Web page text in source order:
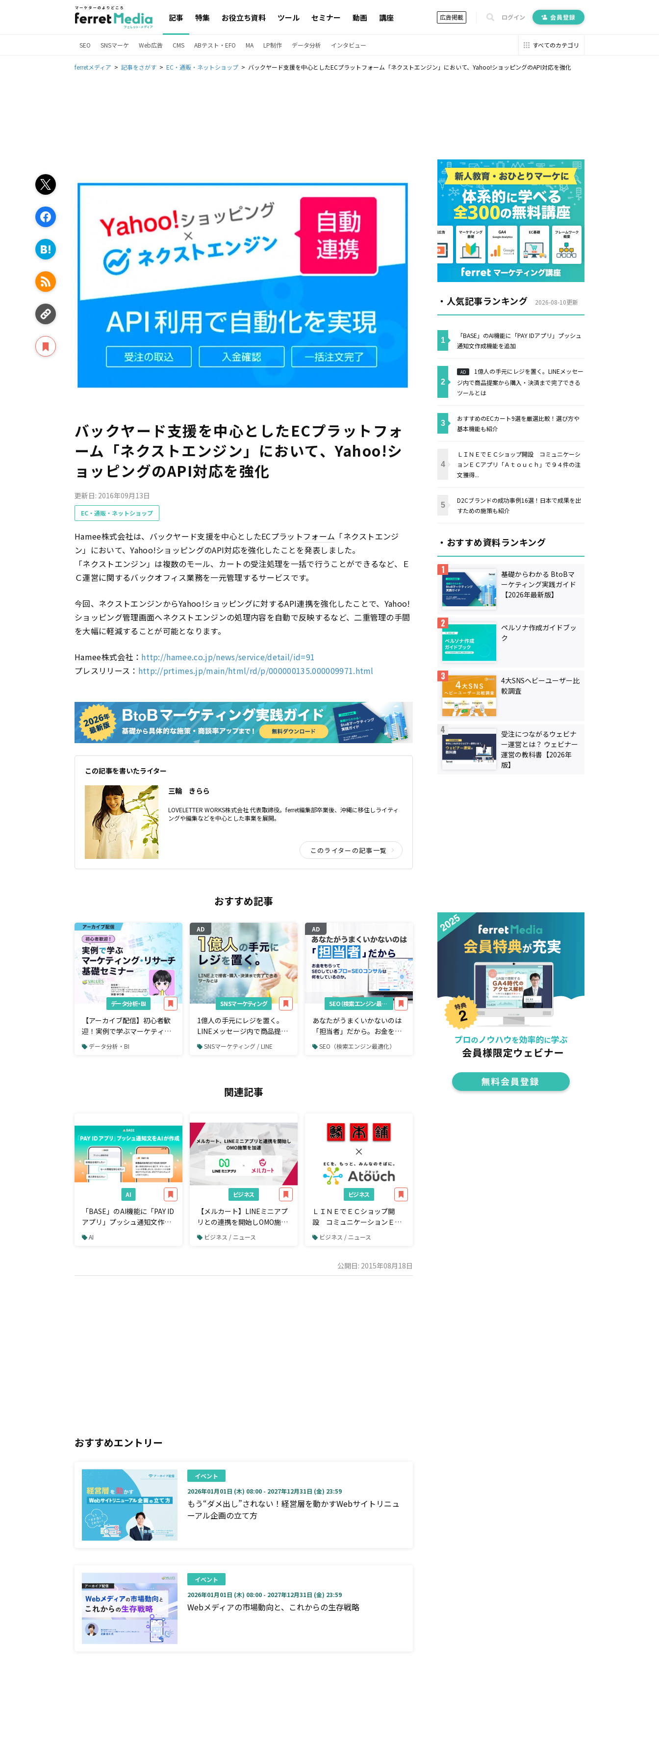
記事 特集 お役立ち資料 ツール セミナー 動画 講座 広告掲載 ログイン 会員登録
SEO SNSマーケ Web広告 CMS ABテスト・EFO MA LP制作 データ分析 インタビュー すべてのカテゴリ
ferretメディア 記事をさがす EC・通販・ネットショップ バックヤード⽀援を中心としたECプラットフォーム「ネクストエンジン」において、Yahoo!ショッピングのAPI対応を強化
バックヤード⽀援を中心としたECプラットフォ
ーム「ネクストエンジン」において、Yahoo!シ
ョッピングのAPI対応を強化
更新日: 2016年09月13日
EC・通販・ネットショップ
​Hamee株式会社は、バックヤード⽀援を中心としたECプラットフォーム 「ネクストエンジ
ン」において、Yahoo!ショッピングのAPI対応を強化したことを発表しました。
「ネクストエンジン」は複数のモール、カートの受注処理を一括で行うことができるなど、Ｅ
Ｃ運営に関するバックオフィス業務を一元管理するサービスです。
今回、ネクストエンジンからYahoo!ショッピングに対するAPI連携を強化したことで、Yahoo!
ショッピング管理画面へネクストエンジンの処理内容を自動で反映するなど、二重管理の手間
を大幅に軽減することが可能となります。
Hamee株式会社： http://hamee.co.jp/news/service/detail/id=91
プレスリリース： http://prtimes.jp/main/html/rd/p/000000135.000009971.html
この記事を書いたライター
三輪 きらら
LOVELETTER WORKS株式会社 代表取締役。ferret編集部卒業後、沖縄に移住しライティ
ングや編集などを中心とした事業を展開。
このライターの記事一覧
おすすめ記事
データ分析・BI
【アーカイブ配信】初心者歓
迎！実例で学ぶマーケティン
グ・リサーチ基礎セミナー
データ分析・BI
AD
SNSマーケティング
1億人の手元にレジを置く。
LINEメッセージ内で商品提案
から購入・決済まで完了でき
SNSマーケティング / LINE
AD
SEO（検索エンジン最適化）
あなたがうまくいかないのは
「担当者」だから。お金をも
らってSEOしているプロ＝
SEO（検索エンジン最適化）
関連記事
AI
「BASE」のAI機能に「PAY ID
アプリ」プッシュ通知文作成
機能を追加
AI
ビジネス
【メルカート】LINEミニアプ
リとの連携を開始しOMO施策
を加速
ビジネス / ニュース
ビジネス
ＬＩＮＥでＥＣショップ開
設 コミュニケーションＥＣ
アプリ「Ａｔｏｕｃｈ」で９
４件の注文獲得 アジ・サバ
プシェア 株式会社ジャパンシ
ーフーズ様の事例公開
ビジネス / ニュース
公開日: 2015年08月18日
おすすめエントリー
イベント
2026年01月01日 (木) 08:00 - 2027年12月31日 (金) 23:59
もう“ダメ出し”されない！経営層を動かすWebサイトリニュ
ーアル企画の立て方
イベント
2026年01月01日 (木) 08:00 - 2027年12月31日 (金) 23:59
Webメディアの市場動向と、これからの生存戦略
・人気記事ランキング 2026-08-10更新
「BASE」のAI機能に「PAY IDアプリ」プッシュ
通知文作成機能を追加
AD
1億人の手元にレジを置く。LINEメッセー
ジ内で商品提案から購入・決済まで完了できる
ツールとは
おすすめのECカート9選を厳選比較！選び方や
基本機能も紹介
ＬＩＮＥでＥＣショップ開設 コミュニケーシ
ョンＥＣアプリ「Ａｔｏｕｃｈ」で９４件の注
文獲得...
D2Cブランドの成功事例16選！日本で成果を出
すための施策も紹介
・おすすめ資料ランキング
基礎からわかる BtoBマ
ーケティング実践ガイド
【2026年最新版】
ペルソナ作成ガイドブッ
ク
4大SNSヘビーユーザー比
較調査
受注につながるウェビナ
ー運営とは？ ウェビナー
運営の教科書【2026年
版】